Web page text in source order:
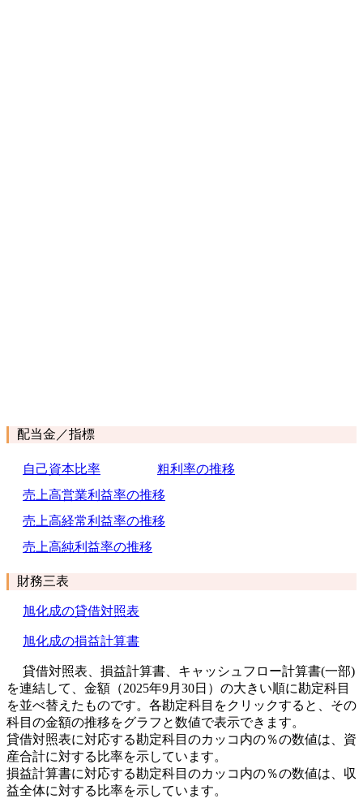
配当金／指標
自己資本比率
粗利率の推移
売上高営業利益率の推移
売上高経常利益率の推移
売上高純利益率の推移
財務三表
旭化成の貸借対照表
旭化成の損益計算書
貸借対照表、損益計算書、キャッシュフロー計算書(一部)
を連結して、金額（2025年9月30日）の大きい順に勘定科目
を並べ替えたものです。各勘定科目をクリックすると、その
科目の金額の推移をグラフと数値で表示できます。
貸借対照表に対応する勘定科目のカッコ内の％の数値は、資
産合計に対する比率を示しています。
損益計算書に対応する勘定科目のカッコ内の％の数値は、収
益全体に対する比率を示しています。